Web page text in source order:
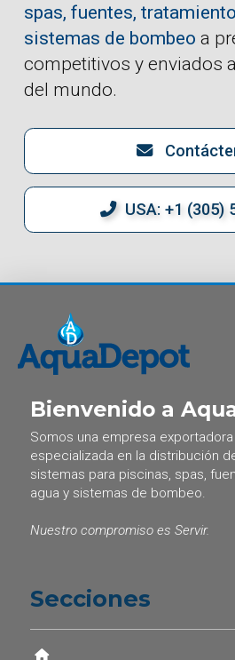
spas, fuentes,
sistemas de bombeo a
competitivos y enviados
del mundo.
USA: +1 (305)
Bienvenido a
Somos una empresa
especializada en la distribución
sistemas para piscinas, spas,
agua y sistemas de bombeo.
Nuestro compromiso es Servir.
Secciones